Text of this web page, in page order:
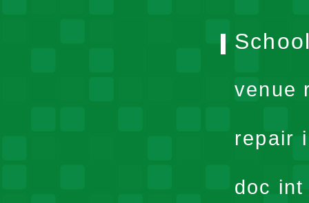
venue
repair
doc